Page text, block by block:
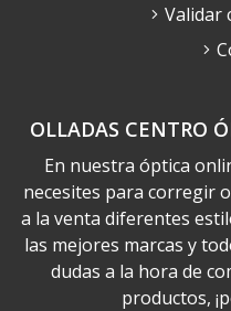
OLLADAS CENTRO
En nuestra óptica
necesites para corregir
a la venta diferentes
las mejores marcas y
dudas a la hora de
productos,
Validar